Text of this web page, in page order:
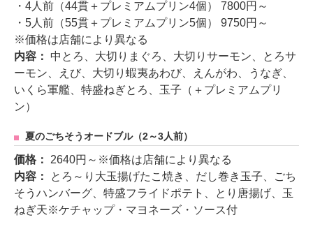
・4人前（44貫＋プレミアムプリン4個） 7800円～
・5人前（55貫＋プレミアムプリン5個） 9750円～
※価格は店舗により異なる
内容： 中とろ、大切りまぐろ、大切りサーモン、とろサ
ーモン、えび、大切り蝦夷あわび、えんがわ、うなぎ、
いくら軍艦、特盛ねぎとろ、玉子（＋プレミアムプリ
ン）
夏のごちそうオードブル（2～3人前）
価格： 2640円～※価格は店舗により異なる
内容：
とろ～り大玉揚げたこ焼き、だし巻き玉子、ごち
そうハンバーグ、特盛フライドポテト、とり唐揚げ、玉
ねぎ天※ケチャップ・マヨネーズ・ソース付